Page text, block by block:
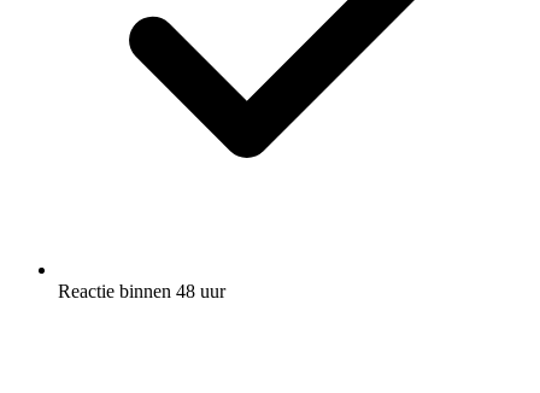
Reactie binnen 48 uur